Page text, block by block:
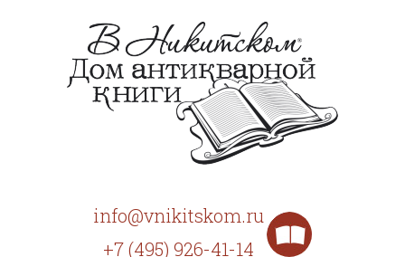
info@vnikitskom.ru
+7 (495) 926-41-14